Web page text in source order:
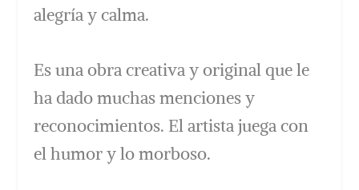
alegría y calma.
Es una obra creativa y original que le
ha dado muchas menciones y
reconocimientos. El artista juega con
el humor y lo morboso.